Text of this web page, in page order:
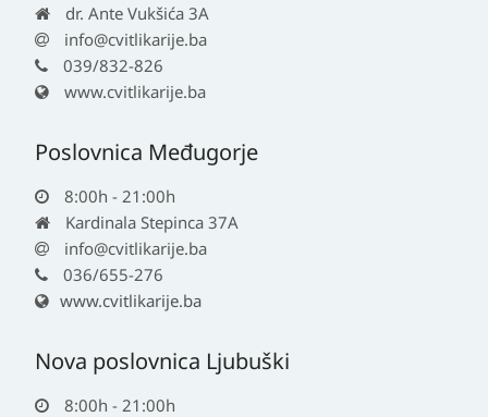
dr. Ante Vukšića 3A
info@cvitlikarije.ba
039/832-826
www.cvitlikarije.ba
Poslovnica Međugorje
8:00h - 21:00h
Kardinala Stepinca 37A
info@cvitlikarije.ba
036/655-276
www.cvitlikarije.ba
Nova poslovnica Ljubuški
8:00h - 21:00h